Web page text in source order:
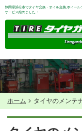
静岡県浜松市でタイヤ交換・オイル交換,ホイー
サービス始めました！
ホーム タイヤのメンテ